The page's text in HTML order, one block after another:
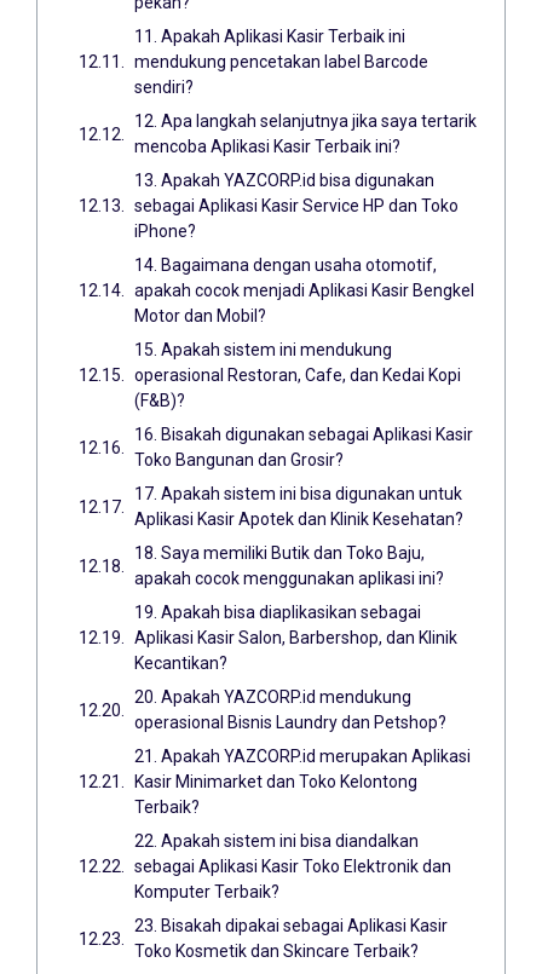
11. Apakah Aplikasi Kasir Terbaik ini
mendukung pencetakan label Barcode
sendiri?
12. Apa langkah selanjutnya jika saya tertarik
mencoba Aplikasi Kasir Terbaik ini?
13. Apakah YAZCORP.id bisa digunakan
sebagai Aplikasi Kasir Service HP dan Toko
iPhone?
14. Bagaimana dengan usaha otomotif,
apakah cocok menjadi Aplikasi Kasir Bengkel
Motor dan Mobil?
15. Apakah sistem ini mendukung
operasional Restoran, Cafe, dan Kedai Kopi
(F&B)?
16. Bisakah digunakan sebagai Aplikasi Kasir
Toko Bangunan dan Grosir?
17. Apakah sistem ini bisa digunakan untuk
Aplikasi Kasir Apotek dan Klinik Kesehatan?
18. Saya memiliki Butik dan Toko Baju,
apakah cocok menggunakan aplikasi ini?
19. Apakah bisa diaplikasikan sebagai
Aplikasi Kasir Salon, Barbershop, dan Klinik
Kecantikan?
20. Apakah YAZCORP.id mendukung
operasional Bisnis Laundry dan Petshop?
21. Apakah YAZCORP.id merupakan Aplikasi
Kasir Minimarket dan Toko Kelontong
Terbaik?
22. Apakah sistem ini bisa diandalkan
sebagai Aplikasi Kasir Toko Elektronik dan
Komputer Terbaik?
23. Bisakah dipakai sebagai Aplikasi Kasir
Toko Kosmetik dan Skincare Terbaik?